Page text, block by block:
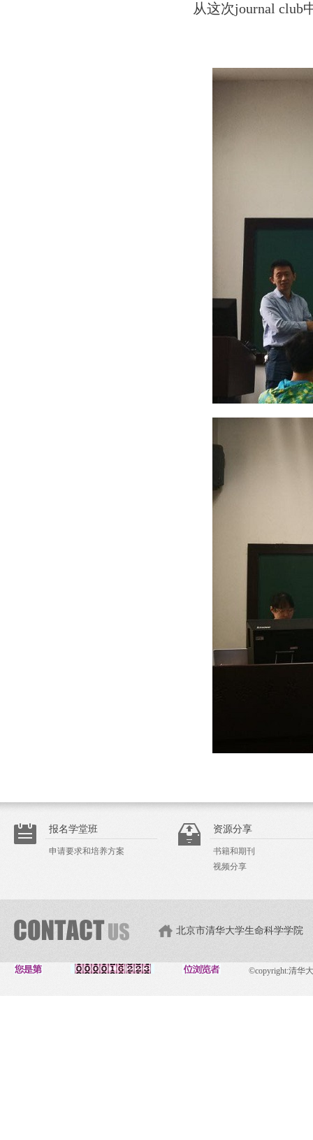
从这次journal club
报名学堂班
申请要求和培养方案
资源分享
书籍和期刊
视频分享
北京市清华大学生命科学学院
©copyright:清华